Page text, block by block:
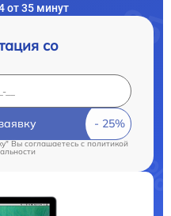
от 35 минут
со
Вы соглашаетесь cполитикой